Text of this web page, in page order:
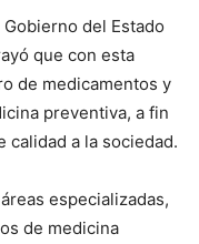
del Estado
que con esta
de medicamentos y
preventiva, a fin
calidad a la sociedad.
especializadas,
de medicina